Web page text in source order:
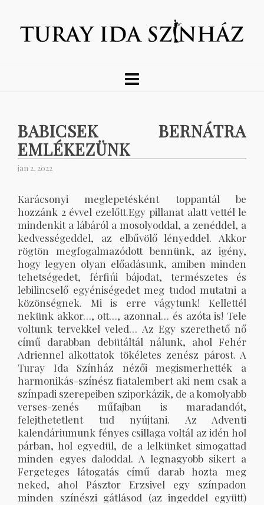
BABICSEK BERNÁTRA
EMLÉKEZÜNK
jan 2, 2022
Karácsonyi meglepetésként toppantál be
hozzánk 2 évvel ezelőtt.Egy pillanat alatt vettél le
mindenkit a lábáról a mosolyoddal, a zenéddel, a
kedvességeddel, az elbűvölő lényeddel. Akkor
rögtön megfogalmazódott bennünk, az igény,
hogy legyen olyan előadásunk, amiben minden
tehetségedet, férfiúi bájodat, természetes és
lebilincselő egyéniségedet meg tudod mutatni a
közönségnek. Mi is erre vágytunk! Kellettél
nekünk akkor…, ott…, azonnal… és azóta is! Tele
voltunk tervekkel veled… Az Egy szerethető nő
című darabban debütáltál nálunk, ahol Fehér
Adriennel alkottatok tökéletes zenész párost. A
Turay Ida Színház nézői megismerhették a
harmonikás-színész fiatalembert aki nem csak a
színpadi szerepeiben sziporkázik, de a komolyabb
verses-zenés műfajban is maradandót,
felejthetetlent tud nyújtani. Az Adventi
kalendáriumunk fényes csillaga voltál az idén hol
párban, hol egyedül, de a lelkünket simogattad
minden egyes daloddal. A legnagyobb sikert a
Fergeteges látogatás című darab hozta meg
neked, ahol Pásztor Erzsivel egy színpadon
minden színészi gátlásod (az ingeddel együtt)